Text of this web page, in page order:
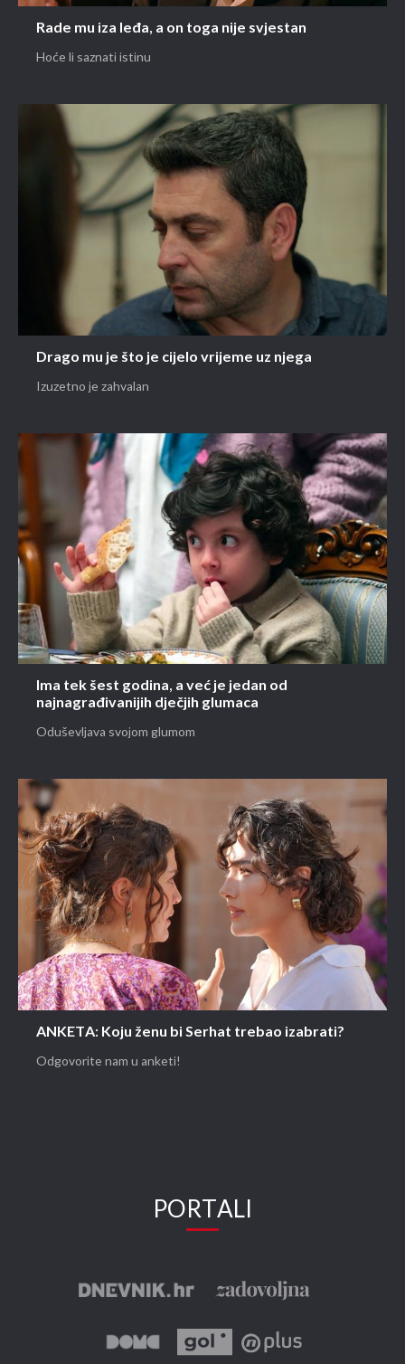
Rade mu iza leđa, a on toga nije svjestan
Hoće li saznati istinu
Drago mu je što je cijelo vrijeme uz njega
Izuzetno je zahvalan
Ima tek šest godina, a već je jedan od
najnagrađivanijih dječjih glumaca
Oduševljava svojom glumom
ANKETA: Koju ženu bi Serhat trebao izabrati?
Odgovorite nam u anketi!
PORTALI